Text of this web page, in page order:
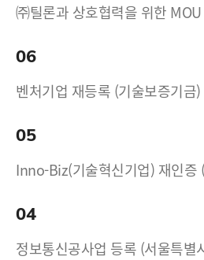
㈜틸론과 상호협력을 위한
06
벤처기업 재등록 (기술보증기금)
05
Inno-Biz(기술혁신기업) 재인증
04
정보통신공사업 등록 (서울특별